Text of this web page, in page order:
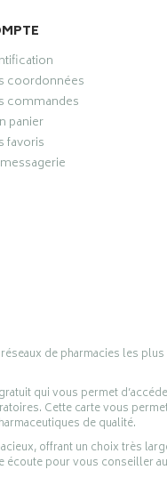
coordonnées
commandes
panier
favoris
réseaux de pharmacies les
qui vous permet
Cette carte vous
de qualité.
offrant un choix très
pour vous conseiller